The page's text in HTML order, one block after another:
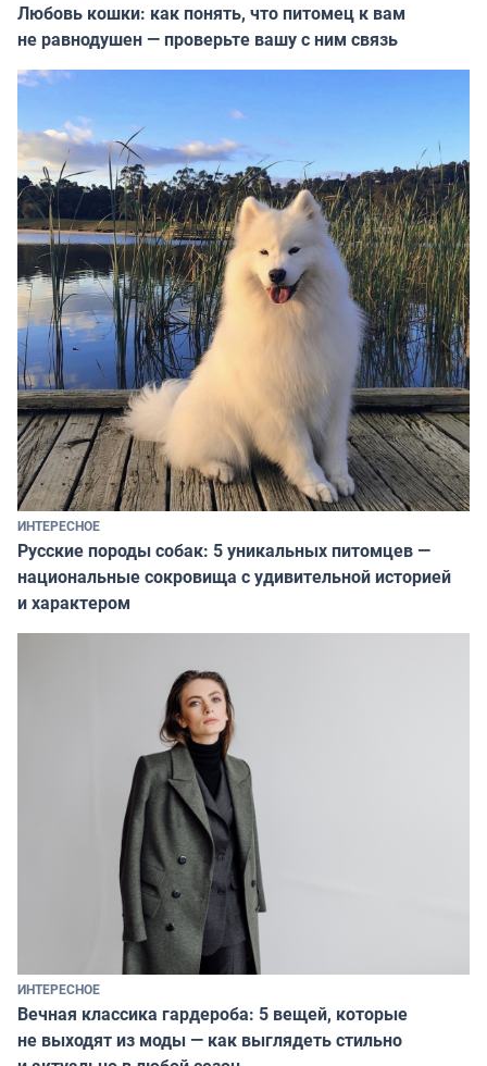
Любовь кошки: как понять, что питомец к вам
не равнодушен — проверьте вашу с ним связь
ИНТЕРЕСНОЕ
Русские породы собак: 5 уникальных питомцев —
национальные сокровища с удивительной историей
и характером
ИНТЕРЕСНОЕ
Вечная классика гардероба: 5 вещей, которые
не выходят из моды — как выглядеть стильно